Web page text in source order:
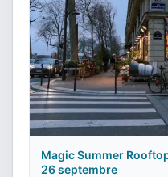
Magic Summer
26 septembre